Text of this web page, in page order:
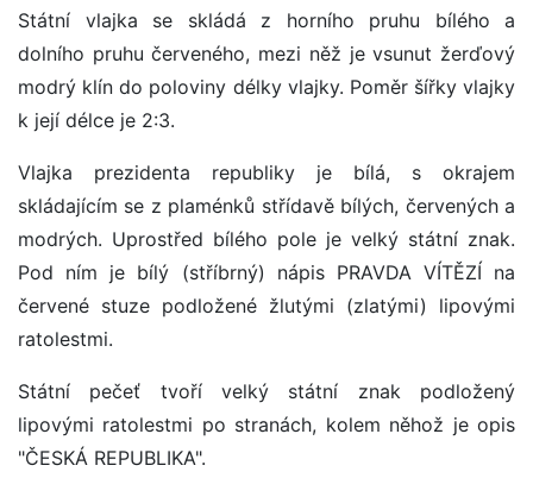
Státní vlajka se skládá z horního pruhu bílého a
dolního pruhu červeného, mezi něž je vsunut žerďový
modrý klín do poloviny délky vlajky. Poměr šířky vlajky
k její délce je 2:3.
Vlajka prezidenta republiky je bílá, s okrajem
skládajícím se z plaménků střídavě bílých, červených a
modrých. Uprostřed bílého pole je velký státní znak.
Pod ním je bílý (stříbrný) nápis PRAVDA VÍTĚZÍ na
červené stuze podložené žlutými (zlatými) lipovými
ratolestmi.
Státní pečeť tvoří velký státní znak podložený
lipovými ratolestmi po stranách, kolem něhož je opis
"ČESKÁ REPUBLIKA".